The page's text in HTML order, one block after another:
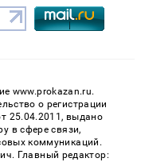
www.prokazan.ru.
о регистрации
25.04.2011, выдано
в сфере связи,
коммуникаций.
Главный редактор: